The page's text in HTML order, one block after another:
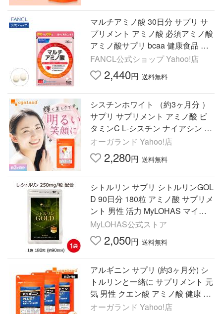
マルチアミノ酸 30日分 サプリ サ
プリメント アミノ酸 必須アミノ酸
アミノ酸サプリ bcaa 健康食品 栄
養サプリ ファンケル FANCL 公式
FANCL公式ショップ Yahoo!店
2,440円 送料無料
シスチンホワイト （約3ヶ月分 ）
サプリ サプリメント アミノ酸 ビ
タミンC L‐シスチン ナイアシン 女
性 美容 オーガランド 健康 おすす
め ポイント利用
オーガランド Yahoo!店
2,280円 送料無料
シトルリン サプリ シトルリンGOL
D 90日分 180粒 アミノ酸 サプリメ
ント 男性 活力 MyLOHAS マイロ
ハス LOHAStyle 爆買 超PayPay祭
MyLOHAS公式ストア
2,050円 送料無料
アルギニン サプリ (約3ヶ月分) シ
トルリンと一緒に サプリメント 元
気 男性 クエン酸 アミノ酸 健康 ポ
イント利用
オーガランド Yahoo!店